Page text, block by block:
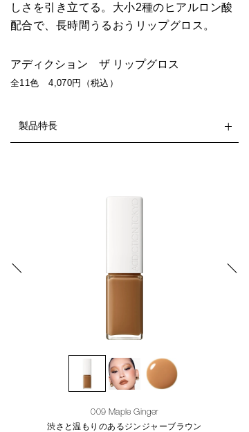
しさを引き立てる。大小2種のヒアルロン酸
配合で、長時間うるおうリップグロス。
アディクション ザ リップグロス
全11色 4,070円（税込）
製品特長
009 Maple Ginger
渋さと温もりのあるジンジャーブラウン